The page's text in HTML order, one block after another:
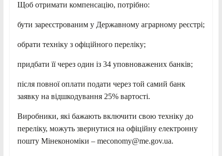
Щоб отримати компенсацію, потрібно:
бути зареєстрованим у Державному аграрному реєстрі;
обрати техніку з офіційного переліку;
придбати її через один із 34 уповноважених банків;
після повної оплати подати через той самий банк
заявку на відшкодування 25% вартості.
Виробники, які бажають включити свою техніку до
переліку, можуть звернутися на офіційну електронну
пошту Мінекономіки – meconomy@me.gov.ua.